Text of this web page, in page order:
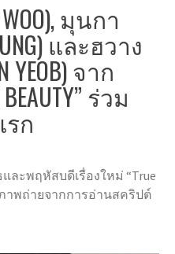
มุนกา
และฮวาง
YEOB) จาก
ร่วม
ก
ละพฤหัสบดีเรื่องใหม่ “True
าพถ่ายจากการอ่านสคริปต์